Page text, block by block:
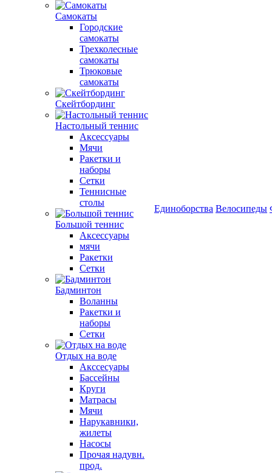
Самокаты
Городские
самокаты
Трехколесные
самокаты
Трюковые
самокаты
Скейтбординг
Настольный теннис
Аксессуары
Мячи
Ракетки и
наборы
Сетки
Теннисные
столы
Большой теннис
Аксессуары
мячи
Ракетки
Сетки
Бадминтон
Воланны
Ракетки и
наборы
Сетки
Отдых на воде
Акссесуары
Бассейны
Круги
Матрасы
Мячи
Нарукавники,
жилеты
Насосы
Прочая надувн.
прод.
Единоборства Велосипеды